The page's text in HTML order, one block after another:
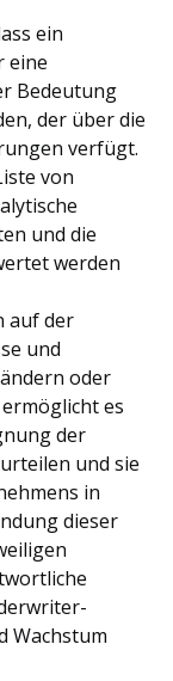
ein
eine
Bedeutung
der über die
verfügt.
von
und die
werden
auf der
und
oder
es
der
und sie
in
dieser
Wachstum